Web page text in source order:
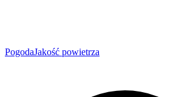
PogodaJakość powietrza